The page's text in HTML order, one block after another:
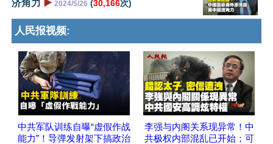
济角力 ▶️ 2024/5/26 (30,166次)
人民报视频:
中共军队训练自曝“虚假作战
能力”！导弹发射架下搞政治
李强与内阁关系现异常！中
共极权内部混乱已开始；可